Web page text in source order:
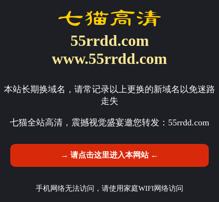
55rrdd.com
www.55rrdd.com
本站长期换域名，请常记录以上更换的新域名以免迷路
走失
七猫全站高清，震撼视觉盛宴邀您转发： 55rrdd.com
→ 请点击这里进入本网站 ←
手机网络无法访问，请使用家庭WIFI网络访问